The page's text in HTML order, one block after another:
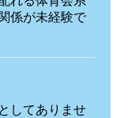
係が未経験で
してありませ